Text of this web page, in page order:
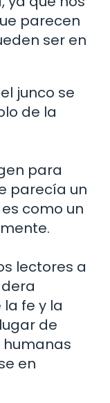
parecen
ser en
junco se
de la
para
parecía un
como un
lectores a
fe y la
de
en